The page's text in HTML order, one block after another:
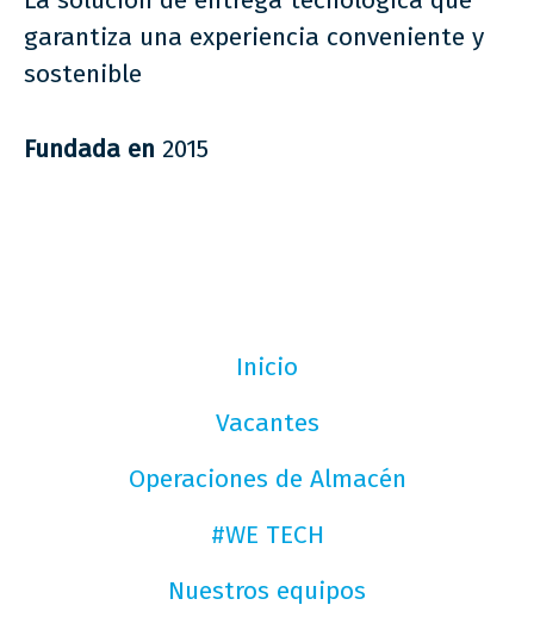
garantiza una experiencia conveniente y
sostenible
Fundada en 2015
Inicio
Vacantes
Operaciones de Almacén
#WE TECH
Nuestros equipos